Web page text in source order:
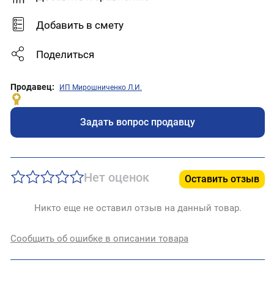
Добавить в смету
Поделиться
Продавец: ИП Мирошниченко Л.И.
Задать вопрос продавцу
Нет оценок Оставить отзыв
Никто еще не оставил отзыв на данный товар.
Сообщить об ошибке в описании товара